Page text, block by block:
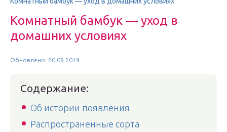
Комнатный бамбук — уход в
домашних условиях
Обновлено: 20.08.2019
Содержание:
Об истории появления
Распространенные сорта